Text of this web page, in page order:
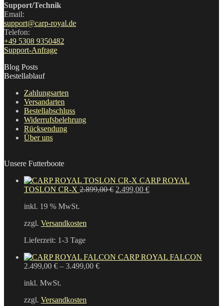
Support/Technik
Email:
support@carp-royal.de
Telefon:
+49 5308 9350482
Support-Anfrage
Blog Posts
Bestellablauf
Zahlungsarten
Versandarten
Bestellabschluss
Widerrufsbelehrung
Rücksendung
Über uns
Unsere Futterboote
CARP ROYAL
TOSLON CR-X 2.899,00€ Ursprünglicher
2.499,00 €Aktueller
inkl. 19 % MwSt.
zzgl. Versandkosten
Lieferzeit: 1-3 Tage
CARP ROYAL FALCON
2.499,00 € – 3.499,00 €
inkl. MwSt.
zzgl. Versandkosten